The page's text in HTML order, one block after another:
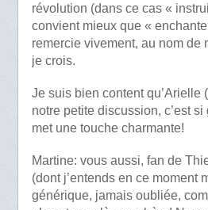
révolution (dans ce cas «
convient mieux que «
remercie vivement, au nom de
je crois.
Je suis bien content qu’Arielle
notre petite discussion, c’est
met une touche charmante!
Martine: vous aussi, fan de
(dont j’entends en ce moment
générique, jamais oubliée,